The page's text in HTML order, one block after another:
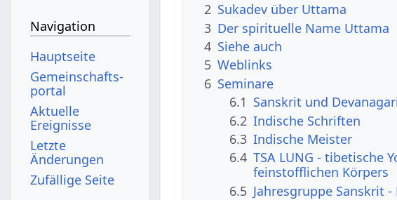
2 Sukadev über Uttama
3 Der spirituelle Name Uttama
4 Siehe auch
5 Weblinks
6 Seminare
6.1 Sanskrit und
6.2 Indische Schriften
6.3 Indische Meister
6.4 TSA LUNG - tibetische
feinstofflichen Körpers
6.5 Jahresgruppe Sanskrit
Navigation
Hauptseite
Gemeinschafts­
portal
Aktuelle
Ereignisse
Letzte
Änderungen
Zufällige Seite